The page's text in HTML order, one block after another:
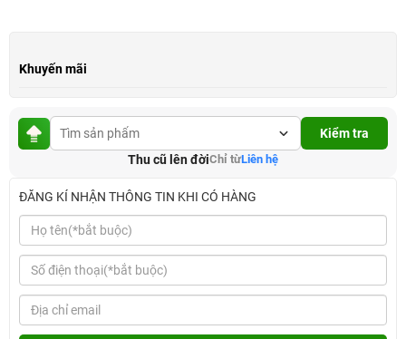
Khuyến mãi
Kiểm tra
Thu cũ lên đờiChỉ từLiên hệ
ĐĂNG KÍ NHẬN THÔNG TIN KHI CÓ HÀNG